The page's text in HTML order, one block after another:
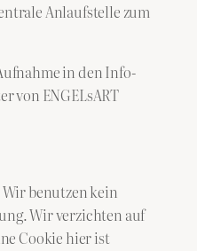
Anlaufstelle zum
in den Info-
von ENGELsART
Wir benutzen kein
Wir verzichten auf
Cookie hier ist